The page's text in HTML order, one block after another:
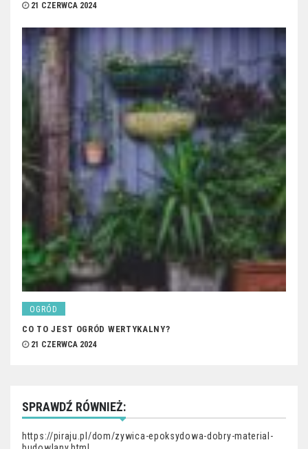
21 CZERWCA 2024
OGRÓD
CO TO JEST OGRÓD WERTYKALNY?
21 CZERWCA 2024
SPRAWDŹ RÓWNIEŻ:
https://piraju.pl/dom/zywica-epoksydowa-dobry-material-